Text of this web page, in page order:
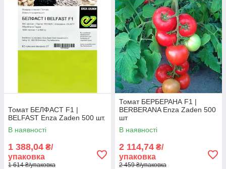
Томат БЕЛФАСТ F1 |
BELFAST Enza Zaden 500 шт.
В наявності
1 388,04 ₴/
упаковка
1 614 ₴/упаковка
Томат БЕРБЕРАНА F1 |
BERBERANA Enza Zaden 500
шт
В наявності
2 114,74 ₴/
упаковка
2 459 ₴/упаковка